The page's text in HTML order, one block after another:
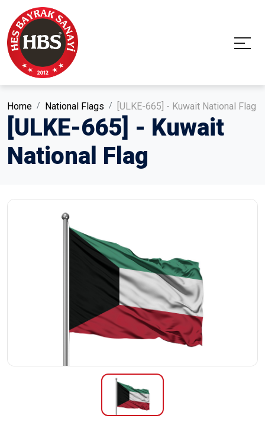
Home National Flags [ULKE-665] - Kuwait National Flag
[ULKE-665] - Kuwait
National Flag